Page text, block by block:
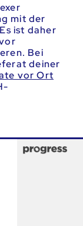
mit der
ist daher
Bei
deiner
vor Ort